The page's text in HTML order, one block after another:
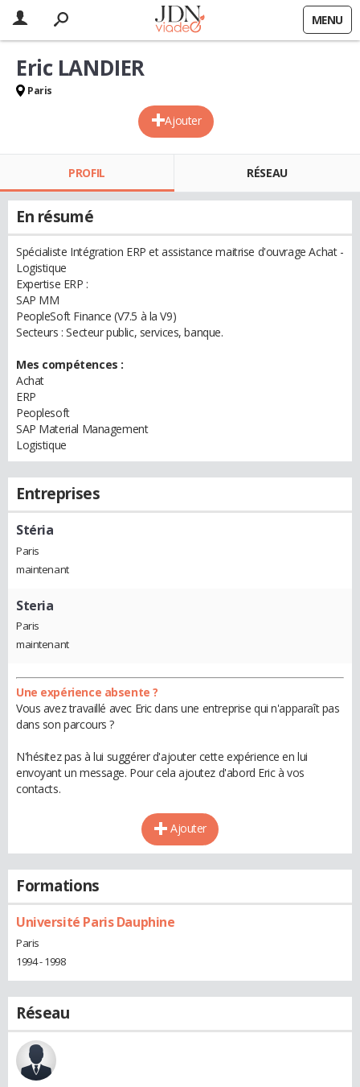
MENU
Ajouter
Eric LANDIER
Paris
PROFIL RÉSEAU
En résumé
Spécialiste Intégration ERP et assistance maitrise d'ouvrage Achat -
Logistique
Expertise ERP :
SAP MM
PeopleSoft Finance (V7.5 à la V9)
Secteurs : Secteur public, services, banque.
Mes compétences :
Achat
ERP
Peoplesoft
SAP Material Management
Logistique
Entreprises
Stéria
Paris
maintenant
Steria
Paris
maintenant
Une expérience absente ?
Vous avez travaillé avec Eric dans une entreprise qui n'apparaît pas
dans son parcours ?
N'hésitez pas à lui suggérer d'ajouter cette expérience en lui
envoyant un message. Pour cela ajoutez d'abord Eric à vos
contacts.
Ajouter
Formations
Université Paris Dauphine
Paris
1994 - 1998
Réseau